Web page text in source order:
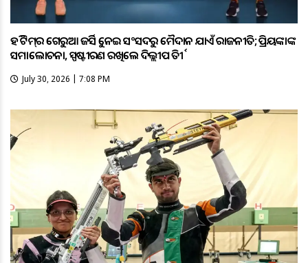
ହକି ଟିମ୍‌ର ଗେରୁଆ ଜର୍ସିକୁ ନେଇ ସଂସଦରୁ ମୈଦାନ ଯାଏଁ ରାଜନୀତି; ପ୍ରିୟଙ୍କାଙ୍କ
ସମାଲୋଚନା, ସ୍ପଷ୍ଟୀକରଣ ରଖିଲେ ଦିଲ୍ଲୀପ ତିର୍କୀ
July 30, 2026 | 7:08 PM